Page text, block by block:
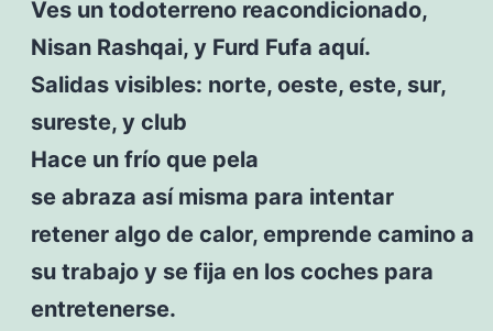
Ves un todoterreno reacondicionado,
Nisan Rashqai, y Furd Fufa aquí.
Salidas visibles: norte, oeste, este, sur,
sureste, y club
Hace un frío que pela
se abraza así misma para intentar
retener algo de calor, emprende camino a
su trabajo y se fija en los coches para
entretenerse.